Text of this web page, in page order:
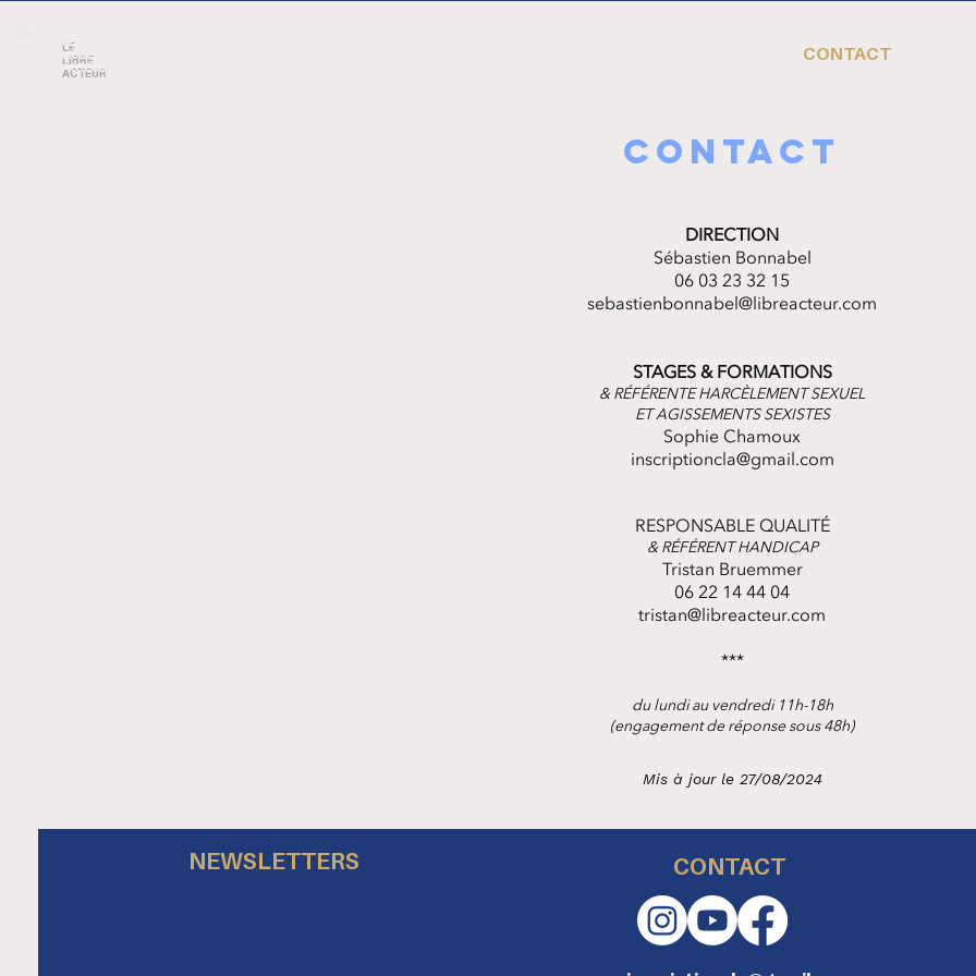
LE
LIBRE
ACTEUR
CONTACT
CONTACT
DIRECTION
Sébastien Bonnabel
06 03 23 32 15
sebastienbonnabel@libreacteur.com
STAGES & FORMATIONS
& RÉFÉRENTE HARCÈLEMENT SEXUEL
ET AGISSEMENTS SEXISTES
Sophie Chamoux
inscriptioncla@gmail.com
RESPONSABLE QUALITÉ
& RÉFÉRENT HANDICAP
Tristan Bruemmer
06 22 14 44 04
tristan@libreacteur.com
***
du lundi au vendredi 11h-18h
(engagement de réponse sous 48h)
Mis à jour le 27/08/2024
NEWSLETTERS CONTACT